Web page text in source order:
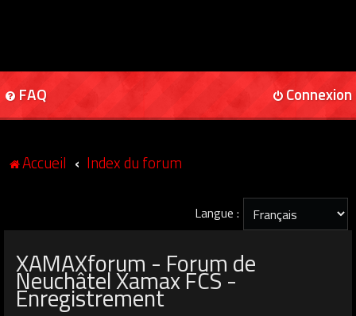
FAQ Connexion
Accueil Index du forum
Langue :
XAMAXforum - Forum de
Neuchâtel Xamax FCS -
Enregistrement